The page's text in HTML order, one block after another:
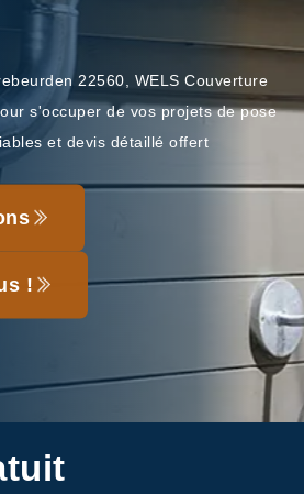
22560, WELS Couverture
s'occuper de vos projets de pose
et devis détaillé offert
!